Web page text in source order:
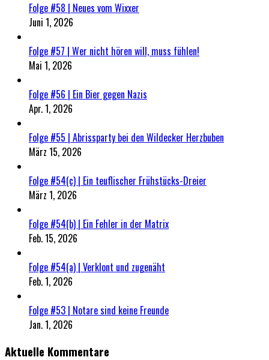
Folge #58 | Neues vom Wixxer
Juni 1, 2026
Folge #57 | Wer nicht hören will, muss fühlen!
Mai 1, 2026
Folge #56 | Ein Bier gegen Nazis
Apr. 1, 2026
Folge #55 | Abrissparty bei den Wildecker Herzbuben
März 15, 2026
Folge #54(c) | Ein teuflischer Frühstücks-Dreier
März 1, 2026
Folge #54(b) | Ein Fehler in der Matrix
Feb. 15, 2026
Folge #54(a) | Verklont und zugenäht
Feb. 1, 2026
Folge #53 | Notare sind keine Freunde
Jan. 1, 2026
Aktuelle Kommentare